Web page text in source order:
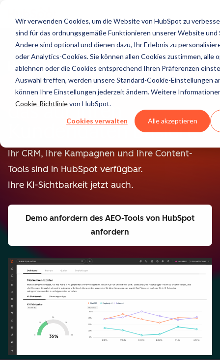
Wir verwenden Cookies, um die Website von HubSpot zu
sind für das ordnungsgemäße Funktionieren unserer Website und
Andere sind optional und dienen dazu, Ihr Erlebnis zu
oder Analytics-Cookies. Sie können allen Cookies zustimmen, alle
ablehnen oder die Cookies entsprechend Ihren Präferenzen
Auswahl treffen, werden unsere Standard-Cookie-Einstellungen
können Ihre Einstellungen jederzeit ändern. Weitere
Cookie-Richtlinievon HubSpot.
Cookies verwalten Alle akzeptieren
Beta-Version
Das einzige AEO-Tool,
das auf Ihren
Kundendaten basiert.
Ihr CRM, Ihre Kampagnen und Ihre Content-
Tools sind in HubSpot verfügbar.
Ihre KI-Sichtbarkeit jetzt auch.
Demo anfordern des AEO-Tools von HubSpot
anfordern